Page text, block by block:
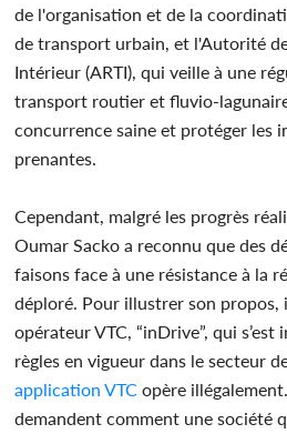
de l'organisation et de la
de transport urbain, et l'Autorité
Intérieur (ARTI), qui veille à une
transport routier et fluvio-
concurrence saine et protéger les
prenantes.
Cependant, malgré les progrès
Oumar Sacko a reconnu que des
faisons face à une résistance à la
déploré. Pour illustrer son propos,
opérateur VTC, “inDrive”, qui
règles en vigueur dans le secteur
application VTC opère
demandent comment une société